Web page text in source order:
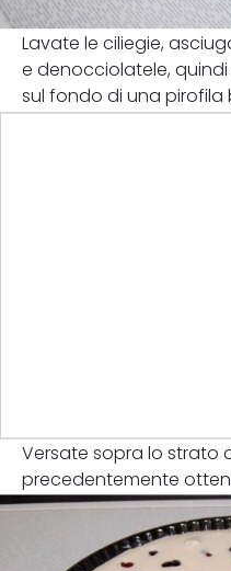
Lavate le ciliegie,
e denocciolatele,
sul fondo di una pirofila
Versate sopra lo strato
precedentemente